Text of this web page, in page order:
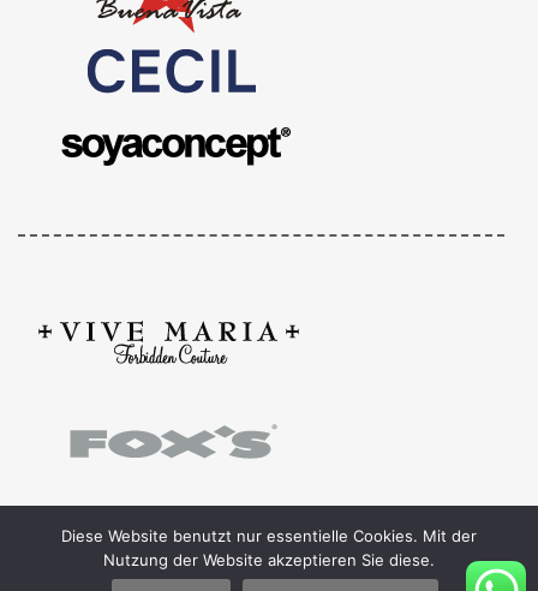
Diese Website benutzt nur essentielle Cookies. Mit der
Nutzung der Website akzeptieren Sie diese.